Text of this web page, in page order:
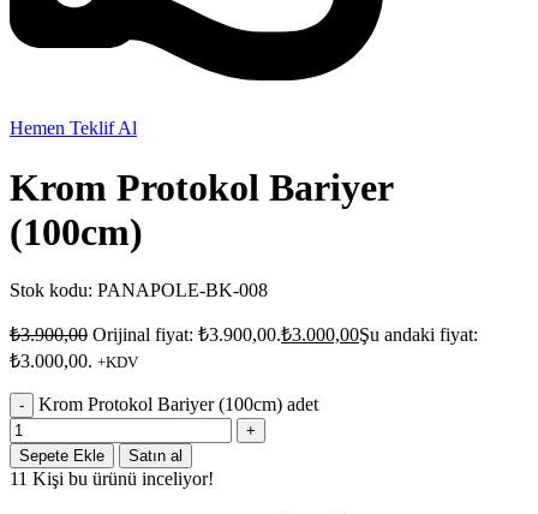
Hemen Teklif Al
Krom Protokol Bariyer
(100cm)
Stok kodu: PANAPOLE-BK-008
₺3.900,00 Orijinal fiyat: ₺3.900,00.₺3.000,00Şu andaki fiyat:
₺3.000,00. +KDV
Krom Protokol Bariyer (100cm) adet
Sepete Ekle Satın al
11 Kişi bu ürünü inceliyor!